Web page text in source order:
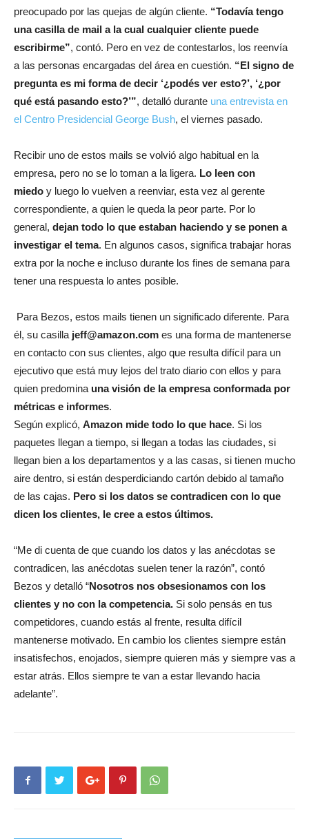
preocupado por las quejas de algún cliente. “Todavía tengo
una casilla de mail a la cual cualquier cliente puede
escribirme”, contó. Pero en vez de contestarlos, los reenvía
a las personas encargadas del área en cuestión. “El signo de
pregunta es mi forma de decir ‘¿podés ver esto?’, ‘¿por
qué está pasando esto?’”, detalló durante una entrevista en
el Centro Presidencial George Bush, el viernes pasado.
Recibir uno de estos mails se volvió algo habitual en la
empresa, pero no se lo toman a la ligera. Lo leen con
miedo y luego lo vuelven a reenviar, esta vez al gerente
correspondiente, a quien le queda la peor parte. Por lo
general, dejan todo lo que estaban haciendo y se ponen a
investigar el tema. En algunos casos, significa trabajar horas
extra por la noche e incluso durante los fines de semana para
tener una respuesta lo antes posible.
Para Bezos, estos mails tienen un significado diferente. Para
él, su casilla jeff@amazon.com es una forma de mantenerse
en contacto con sus clientes, algo que resulta difícil para un
ejecutivo que está muy lejos del trato diario con ellos y para
quien predomina una visión de la empresa conformada por
métricas e informes.
Según explicó, Amazon mide todo lo que hace. Si los
paquetes llegan a tiempo, si llegan a todas las ciudades, si
llegan bien a los departamentos y a las casas, si tienen mucho
aire dentro, si están desperdiciando cartón debido al tamaño
de las cajas. Pero si los datos se contradicen con lo que
dicen los clientes, le cree a estos últimos.
“Me di cuenta de que cuando los datos y las anécdotas se
contradicen, las anécdotas suelen tener la razón”, contó
Bezos y detalló “Nosotros nos obsesionamos con los
clientes y no con la competencia. Si solo pensás en tus
competidores, cuando estás al frente, resulta difícil
mantenerse motivado. En cambio los clientes siempre están
insatisfechos, enojados, siempre quieren más y siempre vas a
estar atrás. Ellos siempre te van a estar llevando hacia
adelante”.